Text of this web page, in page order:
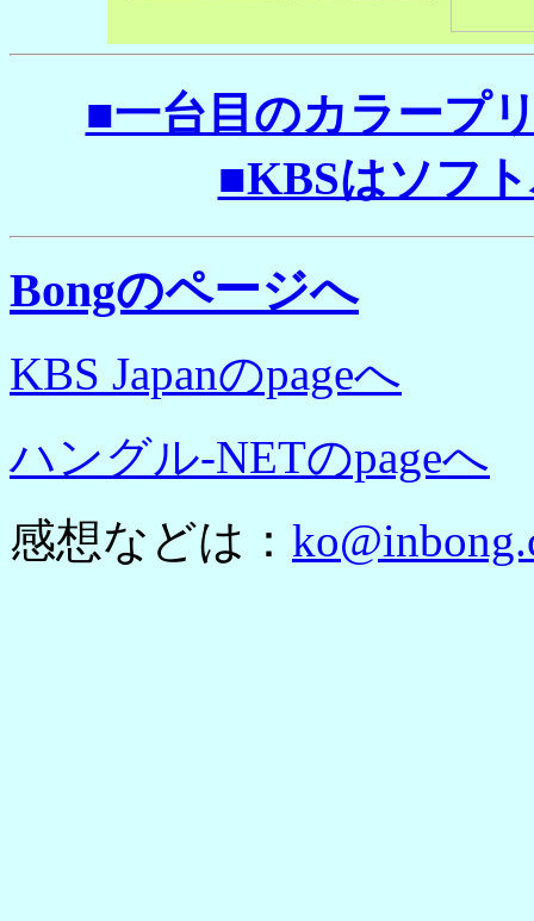
■一台目のカラープ
■KBSはソフ
Bongのページへ
KBS Japanのpageへ
ハングル-NETのpageへ
感想などは：